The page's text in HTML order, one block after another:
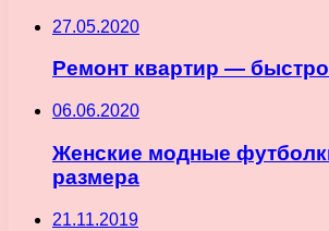
27.05.2020
Ремонт квартир —
06.06.2020
Женские модные
размера
21.11.2019